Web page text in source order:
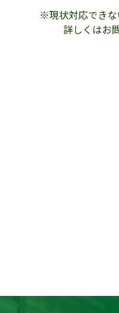
※現状対応できな
詳しくはお